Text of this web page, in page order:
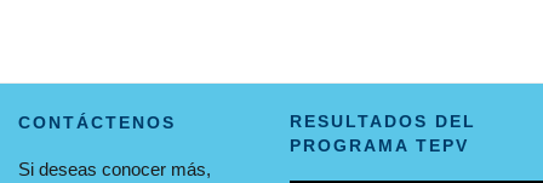
CONTÁCTENOS
Si deseas conocer más,
RESULTADOS DEL
PROGRAMA TEPV